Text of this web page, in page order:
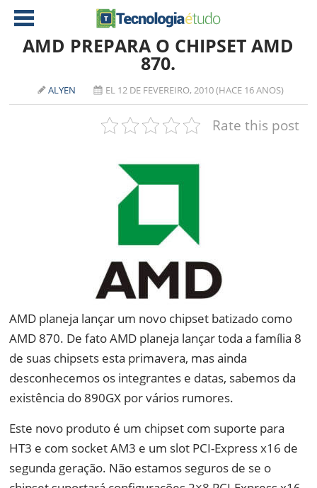
AMD
TABLETS
AMD PREPARA O CHIPSET AMD
870.
ALYEN EL 12 DE FEVEREIRO, 2010 (HACE 16 ANOS)
Rate this post
AMD planeja lançar um novo chipset batizado como
AMD 870. De fato AMD planeja lançar toda a família 8
de suas chipsets esta primavera, mas ainda
desconhecemos os integrantes e datas, sabemos da
existência do 890GX por vários rumores.
Este novo produto é um chipset com suporte para
HT3 e com socket AM3 e um slot PCI-Express x16 de
segunda geração. Não estamos seguros de se o